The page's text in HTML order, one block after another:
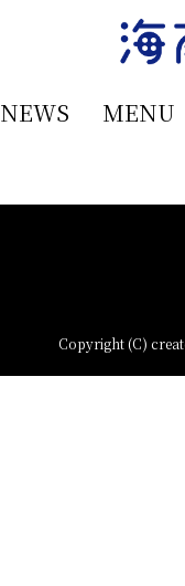
NEWS MENU
Copyright (C)